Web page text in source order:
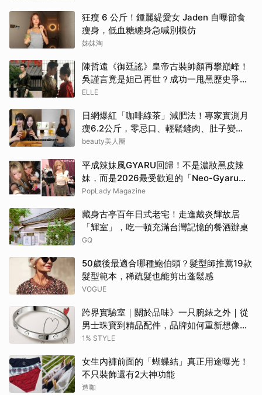
狂瘦 6 公斤！鍾麗緹愛女 Jaden 自曝節食
瘦身，低血糖纏身急喊別模仿
姊妹淘
陳哲遠《御廷謠》皇帝古裝帥顏再攀巔峰！
吳謹言竟是妲己再世？成功一甩黑歷史爭議
| ELLE
ELLE
日網爆紅「咖啡綠茶」減肥法！專家實測月
瘦6.2公斤，零忌口、輕鬆鏟肉、肚子變
小！
beauty美人圈
平成辣妹風GYARU回歸！不是濃妝黑皮辣
妹，而是2026最受歡迎的「Neo-Gyaru」
穿搭，把平成DNA穿進日常
PopLady Magazine
藏身古亭百年日式老宅！走進戴炎輝故居
「輝室」，吃一頓充滿台灣記憶的餐酒辦桌
GQ
50歲後最適合哪種鮑伯頭？髮型師推薦19款
髮型範本，稀疏髮也能剪出蓬鬆感
VOGUE
跨界實驗室｜關於品味》一只腕錶之外｜從
男士珠寶到精品配件，品牌如何重新想像當
代男性？
1% STYLE
女生內褲前面的「蝴蝶結」真正用途曝光！
不只裝飾還有2大神功能
造咖